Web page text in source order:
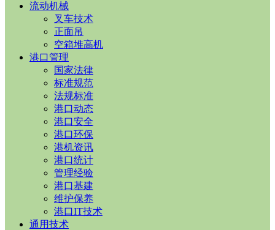
流动机械
叉车技术
正面吊
空箱堆高机
港口管理
国家法律
标准规范
法规标准
港口动态
港口安全
港口环保
港机资讯
港口统计
管理经验
港口基建
维护保养
港口IT技术
通用技术